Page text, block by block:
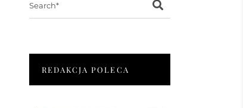
REDAKCJA POLECA